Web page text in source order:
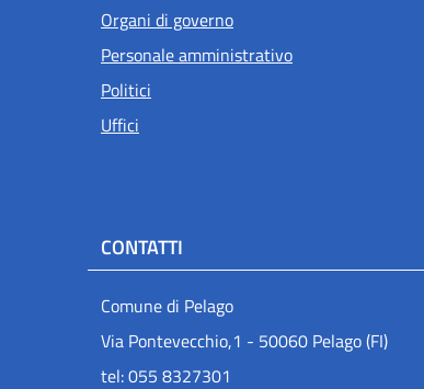
Organi di governo
Personale amministrativo
Politici
Uffici
CONTATTI
Comune di Pelago
Via Pontevecchio,1 - 50060 Pelago (FI)
tel: 055 8327301